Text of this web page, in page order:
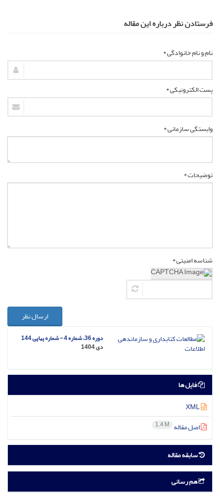
فرستادن نظر درباره این مقاله
نام و نام خانوادگی *
پست الکترونیکی *
وابستگی سازمانی *
توضیحات *
شناسه امنیتی *
ارسال نظر
دوره 36، شماره 4 - شماره پیاپی 144
دی 1404
فایل ها
اصل مقاله 1.4 M
سابقه مقاله
هم رسانی